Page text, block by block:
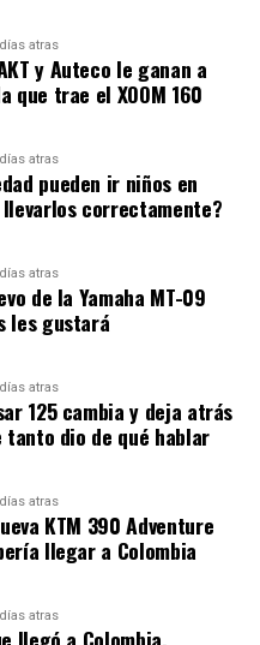
nuevas tonalidades
,Verde Legnano y un
su estética retro.
con nuevas
son aún más
atras
y Auteco le ganan a
que trae el XOOM 160
atras
pueden ir niños en
correctamente?
atras
de la Yamaha MT-09
les gustará
atras
125 cambia y deja atrás
tanto dio de qué hablar
atras
KTM 390 Adventure
llegar a Colombia
atras